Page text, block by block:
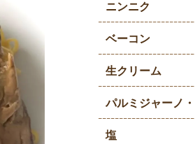
ニンニク
ベーコン
生クリーム
パルミジャーノ
塩